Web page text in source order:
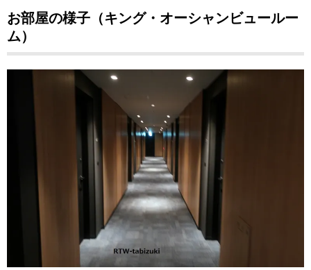
お部屋の様子（キング・オーシャンビュールー
ム）